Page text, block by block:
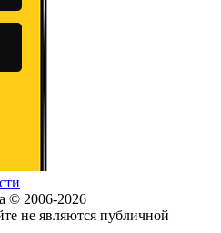
© 2006-2026
не являются публичной